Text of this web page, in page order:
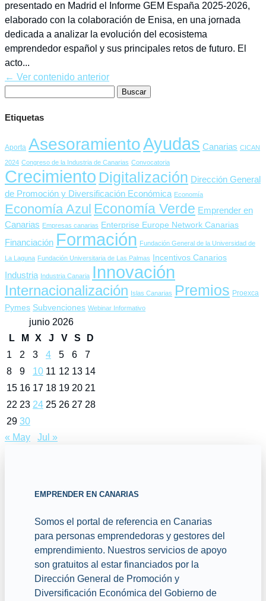
presentado en Madrid el Informe GEM España 2025-2026,
elaborado con la colaboración de Enisa, en una jornada
dedicada a analizar la evolución del ecosistema
emprendedor español y sus principales retos de futuro. El
acto...
← Ver contenido anterior
Etiquetas
Aporta AsesoramientoAyudas Canarias CICAN
2024 Congreso de la Industria de Canarias Convocatoria
Crecimiento Digitalización Dirección General
de Promoción y Diversificación Económica Economía
Economía Azul Economía Verde Emprender en
Canarias Empresas canarias Enterprise Europe Network Canarias
Financiación Formación Fundación General de la Universidad de
La Laguna Fundación Universitaria de Las Palmas Incentivos Canarios
Industria Industria Canaria Innovación
Internacionalización Islas Canarias Premios Proexca
Pymes Subvenciones Webinar Informativo
junio 2026
L
M X J V S
D
1
2 3 4 5 6
7
8
9 10 11 12 13 14
15 16 17 18 19 20 21
22 23 24 25 26 27 28
29 30
« May
Jul »
EMPRENDER EN CANARIAS
Somos el portal de referencia en Canarias
para personas emprendedoras y gestores del
emprendimiento. Nuestros servicios de apoyo
son gratuitos al estar financiados por la
Dirección General de Promoción y
Diversificación Económica del Gobierno de